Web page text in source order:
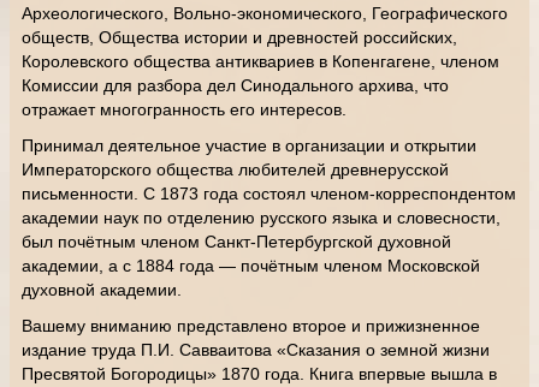
Археологического, Вольно-экономического, Географического
обществ, Общества истории и древностей российских,
Королевского общества антиквариев в Копенгагене, членом
Комиссии для разбора дел Синодального архива, что
отражает многогранность его интересов.
Принимал деятельное участие в организации и открытии
Императорского общества любителей древнерусской
письменности. С 1873 года состоял членом-корреспондентом
академии наук по отделению русского языка и словесности,
был почётным членом Санкт-Петербургской духовной
академии, а с 1884 года — почётным членом Московской
духовной академии.
Вашему вниманию представлено второе и прижизненное
издание труда П.И. Савваитова «Сказания о земной жизни
Пресвятой Богородицы» 1870 года. Книга впервые вышла в